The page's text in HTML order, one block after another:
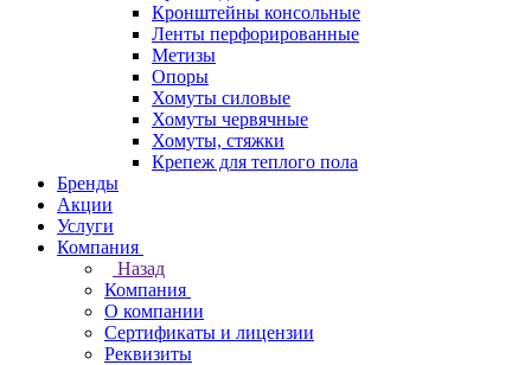
Кронштейны консольные
Ленты перфорированные
Метизы
Опоры
Хомуты силовые
Хомуты червячные
Хомуты, стяжки
Крепеж для теплого пола
Бренды
Акции
Услуги
Компания
Назад
Компания
О компании
Сертификаты и лицензии
Реквизиты